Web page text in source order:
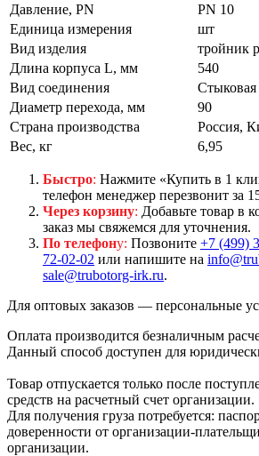
Давление, PN
PN 10
Единица измерения
шт
Вид изделия
тройник
Длина корпуса L, мм
540
Вид соединения
Стыковая
Диаметр перехода, мм
90
Страна производства
Россия,
Вес, кг
6,95
Быстро: Нажмите «Купить в 1
телефон менеджер перезвонит за
Через корзину: Добавьте товар в
заказ мы свяжемся для уточнения.
По телефону: Позвоните +7 (499)
72-02-02 или напишите на
sale@trubotorg-irk.ru.
Для оптовых заказов — персональные
Оплата производится безналичным
Данный способ доступен для
Товар отпускается только после
средств на расчетный счет организации.
Для получения груза потребуется:
доверенности от организации-
организации.